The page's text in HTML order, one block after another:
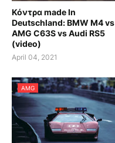
Κόντρα made In
Deutschland: BMW M4 vs
AMG C63S vs Audi RS5
(video)
April 04, 2021
AMG